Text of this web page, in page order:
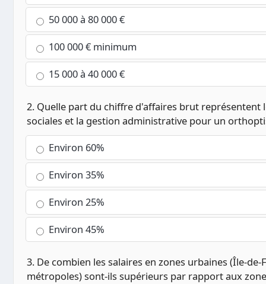
50 000 à 80 000 €
100 000 € minimum
15 000 à 40 000 €
2. Quelle part du chiffre d'affaires brut représentent
sociales et la gestion administrative pour un
Environ 60%
Environ 35%
Environ 25%
Environ 45%
3. De combien les salaires en zones urbaines (Île-de-
métropoles) sont-ils supérieurs par rapport aux